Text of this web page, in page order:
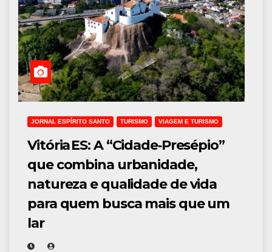
JORNAL ESPÍRITO SANTO TURISMO VIAGEM E TURISMO
Vitória ES: A “Cidade‑Presépio”
que combina urbanidade,
natureza e qualidade de vida
para quem busca mais que um
lar